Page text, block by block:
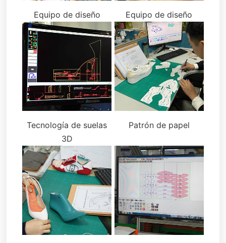
Equipo de diseño Equipo de diseño
Tecnología de suelas
3D
Patrón de papel